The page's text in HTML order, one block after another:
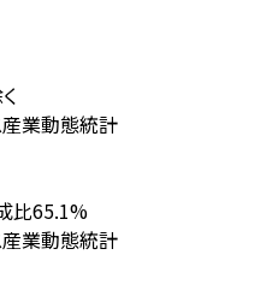
業動態統計
比65.1%
業動態統計